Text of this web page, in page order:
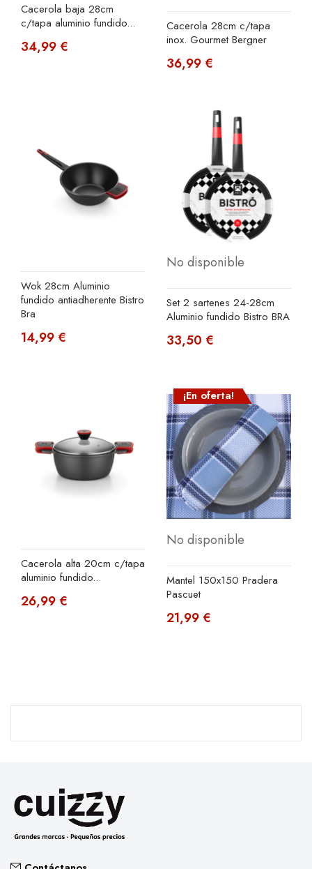
Cacerola baja 28cm
c/tapa aluminio fundido...
34,99 €
Cacerola 28cm c/tapa
inox. Gourmet Bergner
36,99 €
Wok 28cm Aluminio
fundido antiadherente Bistro
Bra
14,99 €
No disponible
Set 2 sartenes 24-28cm
Aluminio fundido Bistro BRA
33,50 €
Cacerola alta 20cm c/tapa
aluminio fundido...
26,99 €
¡En oferta!
No disponible
Mantel 150x150 Pradera
Pascuet
21,99 €